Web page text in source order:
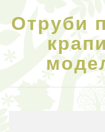
Отруби